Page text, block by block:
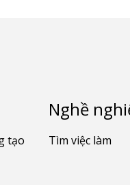
tạo
Nghề
Tìm việc làm